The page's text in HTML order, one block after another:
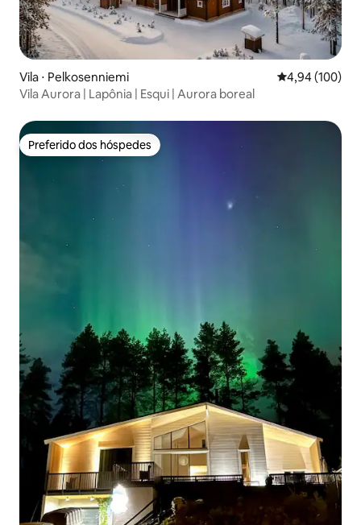
Vila ⋅ Pelkosenniemi 4,94 de uma
4,94 (100)
Vila Aurora | Lapônia | Esqui | Aurora boreal
Preferido dos hóspedes
Preferido dos hóspedes